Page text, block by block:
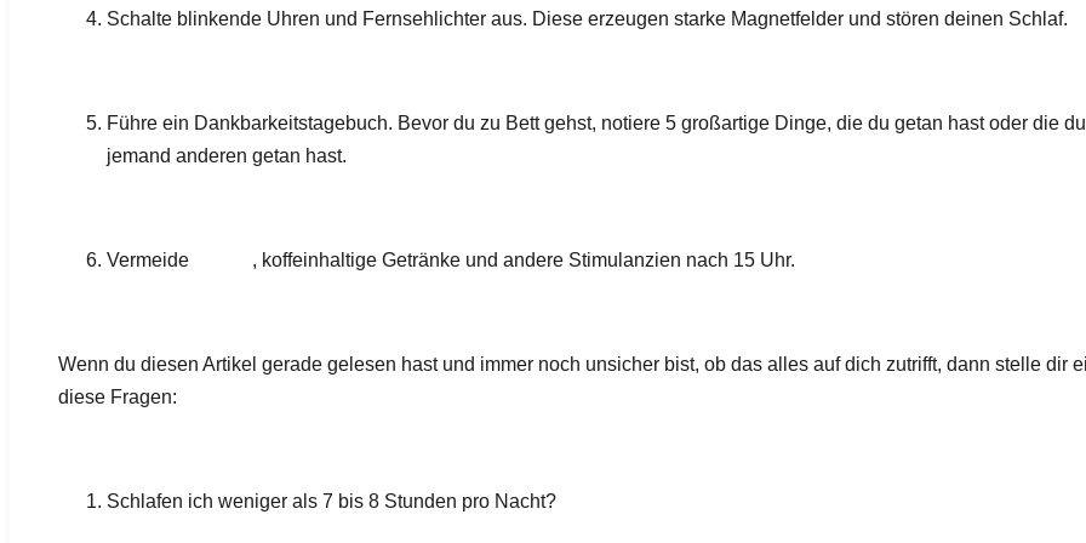
Schalte blinkende Uhren und Fernsehlichter aus. Diese erzeugen starke Magnetfelder und stören deinen Schlaf.
Führe ein Dankbarkeitstagebuch. Bevor du zu Bett gehst, notiere 5 großartige Dinge, die du getan hast oder die
jemand anderen getan hast.
Vermeide , koffeinhaltige Getränke und andere Stimulanzien nach 15 Uhr.
Wenn du diesen Artikel gerade gelesen hast und immer noch unsicher bist, ob das alles auf dich zutrifft, dann stelle dir
diese Fragen:
Schlafen ich weniger als 7 bis 8 Stunden pro Nacht?